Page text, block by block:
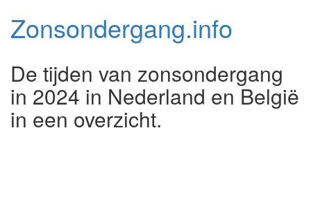
Zonsondergang.info
De tijden van zonsondergang
in 2024 in Nederland en België
in een overzicht.